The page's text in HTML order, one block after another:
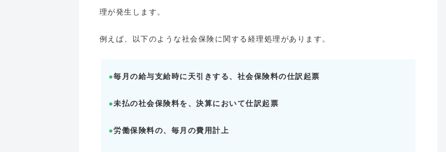
理が発生します。
例えば、以下のような社会保険に関する経理処理があります。
●毎月の給与支給時に天引きする、社会保険料の仕訳起票
●未払の社会保険料を、決算において仕訳起票
●労働保険料の、毎月の費用計上